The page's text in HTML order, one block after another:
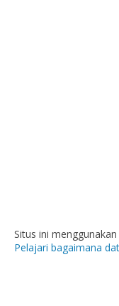
Situs ini
Pelajari bagaimana